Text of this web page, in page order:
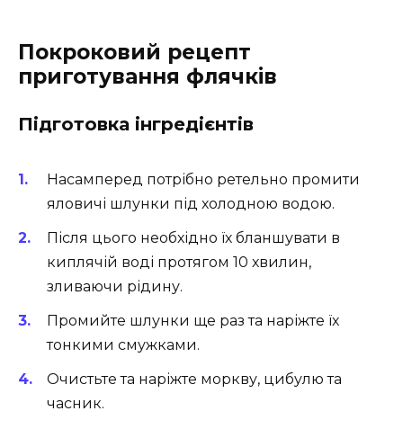
Покроковий рецепт
приготування флячків
Підготовка інгредієнтів
Насамперед потрібно ретельно промити
яловичі шлунки під холодною водою.
Після цього необхідно їх бланшувати в
киплячій воді протягом 10 хвилин,
зливаючи рідину.
Промийте шлунки ще раз та наріжте їх
тонкими смужками.
Очистьте та наріжте моркву, цибулю та
часник.